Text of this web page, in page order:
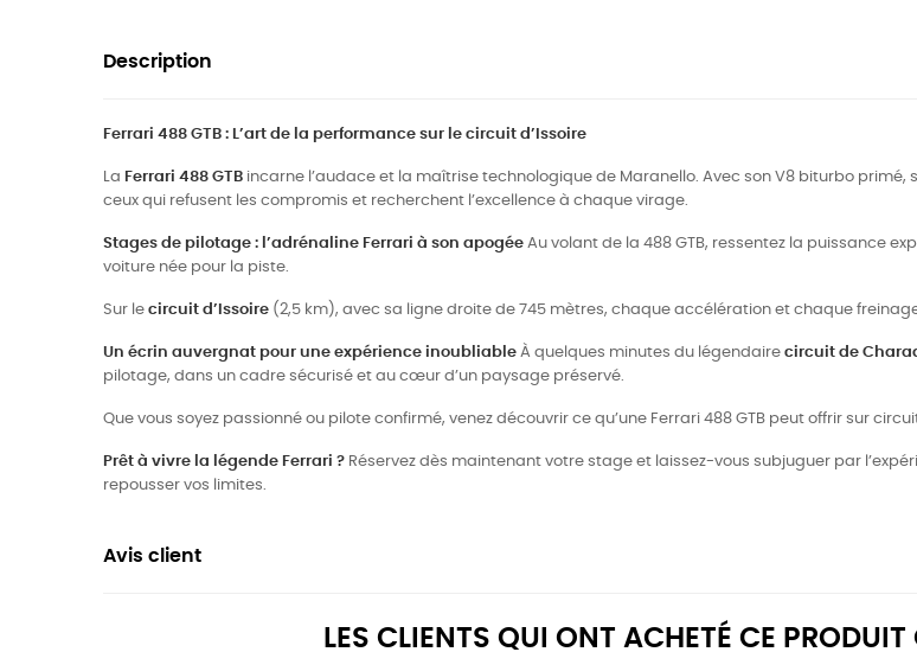
Description
Ferrari 488 GTB : L’art de la performance sur le circuit d’Issoire
La Ferrari 488 GTB incarne l’audace et la maîtrise technologique de Maranello. Avec son V8 biturbo
ceux qui refusent les compromis et recherchent l’excellence à chaque virage.
Stages de pilotage : l’adrénaline Ferrari à son apogée Au volant de la 488 GTB, ressentez la puissance
voiture née pour la piste.
Sur le circuit d’Issoire (2,5 km), avec sa ligne droite de 745 mètres, chaque accélération et chaque
Un écrin auvergnat pour une expérience inoubliable À quelques minutes du légendaire circuit de
pilotage, dans un cadre sécurisé et au cœur d’un paysage préservé.
Que vous soyez passionné ou pilote confirmé, venez découvrir ce qu’une Ferrari 488 GTB peut offrir sur
Prêt à vivre la légende Ferrari ? Réservez dès maintenant votre stage et laissez-vous subjuguer par
repousser vos limites.
Avis client
LES CLIENTS QUI ONT ACHETÉ CE